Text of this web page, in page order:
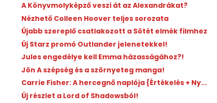
A Könyvmolyképző veszi át az Alexandrákat?
Nézhető Colleen Hoover teljes sorozata
Újabb szereplő csatlakozott a Sötét elmék filmhez
Új Starz promó Outlander jelenetekkel!
Jules engedélye kell Emma házasságához?!
Jön A szépség és a szörnyeteg manga!
Carrie Fisher: A ​hercegnő naplója {Értékelés + Ny...
Új részlet a Lord of Shadowsból!